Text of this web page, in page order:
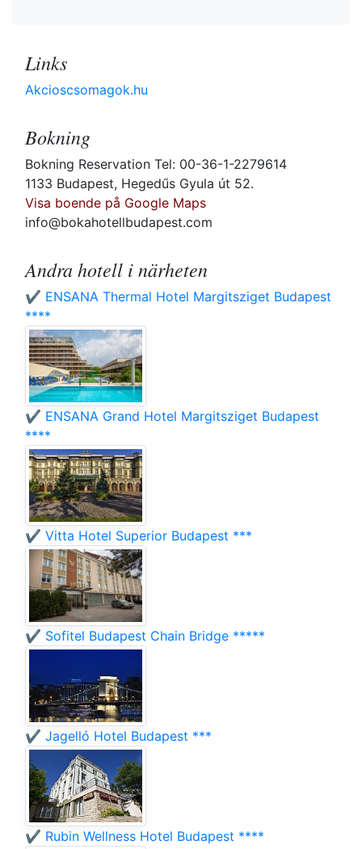
Links
Akcioscsomagok.hu
Bokning
Bokning Reservation Tel: 00-36-1-2279614
1133 Budapest, Hegedűs Gyula út 52.
Visa boende på Google Maps
info@bokahotellbudapest.com
Andra hotell i närheten
✔️ ENSANA Thermal Hotel Margitsziget Budapest
****
✔️ ENSANA Grand Hotel Margitsziget Budapest
****
✔️ Vitta Hotel Superior Budapest ***
✔️ Sofitel Budapest Chain Bridge *****
✔️ Jagelló Hotel Budapest ***
✔️ Rubin Wellness Hotel Budapest ****